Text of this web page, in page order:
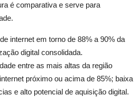
é comparativa e serve para
internet em torno de 88% a 90% da
digital consolidada.
entre as mais altas da região
próximo ou acima de 85%; baixa
e alto potencial de aquisição digital.